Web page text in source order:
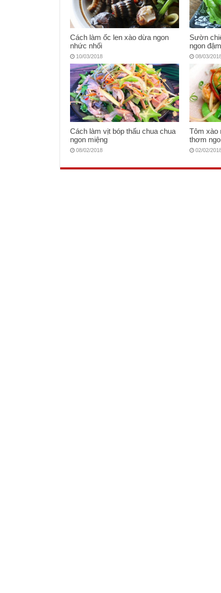
Cách làm ốc len xào dừa ngon
nhức nhối
10/03/2018
Sườn
ngon
08/03/
Cách làm vịt bóp thấu chua chua
ngon miệng
08/02/2018
Tôm xào
thơm
02/02/